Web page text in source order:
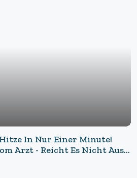
In Nur Einer Minute!
Arzt - Reicht Es Nicht Aus,
Neue Erkenntnisse Zum
Hitze